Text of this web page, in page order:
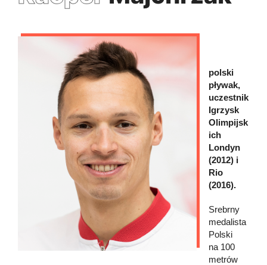
polski
pływak,
uczestnik
Igrzysk
Olimpijsk
ich
Londyn
(2012) i
Rio
(2016).
Srebrny
medalista
Polski
na 100
metrów